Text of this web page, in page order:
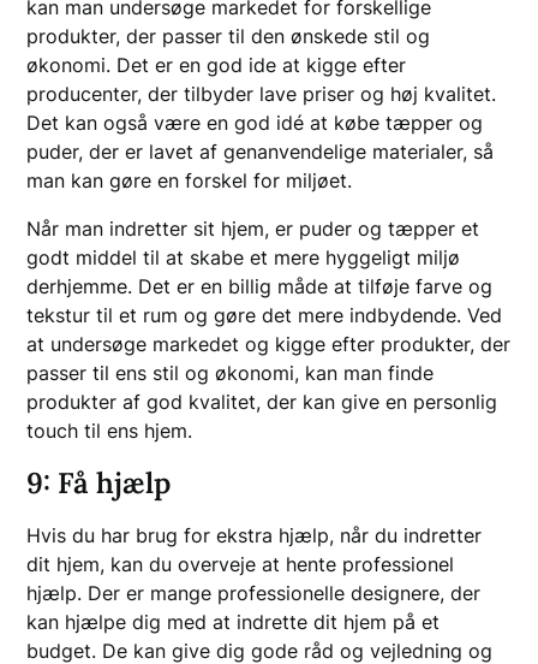
kan man undersøge markedet for forskellige
produkter, der passer til den ønskede stil og
økonomi. Det er en god ide at kigge efter
producenter, der tilbyder lave priser og høj kvalitet.
Det kan også være en god idé at købe tæpper og
puder, der er lavet af genanvendelige materialer, så
man kan gøre en forskel for miljøet.
Når man indretter sit hjem, er puder og tæpper et
godt middel til at skabe et mere hyggeligt miljø
derhjemme. Det er en billig måde at tilføje farve og
tekstur til et rum og gøre det mere indbydende. Ved
at undersøge markedet og kigge efter produkter, der
passer til ens stil og økonomi, kan man finde
produkter af god kvalitet, der kan give en personlig
touch til ens hjem.
9: Få hjælp
Hvis du har brug for ekstra hjælp, når du indretter
dit hjem, kan du overveje at hente professionel
hjælp. Der er mange professionelle designere, der
kan hjælpe dig med at indrette dit hjem på et
budget. De kan give dig gode råd og vejledning og